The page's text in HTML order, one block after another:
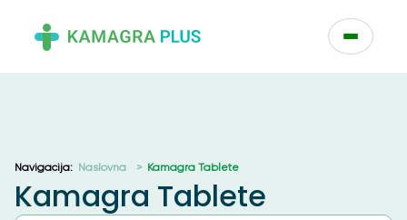
Navigacija: Naslovna Kamagra Tablete
Kamagra Tablete